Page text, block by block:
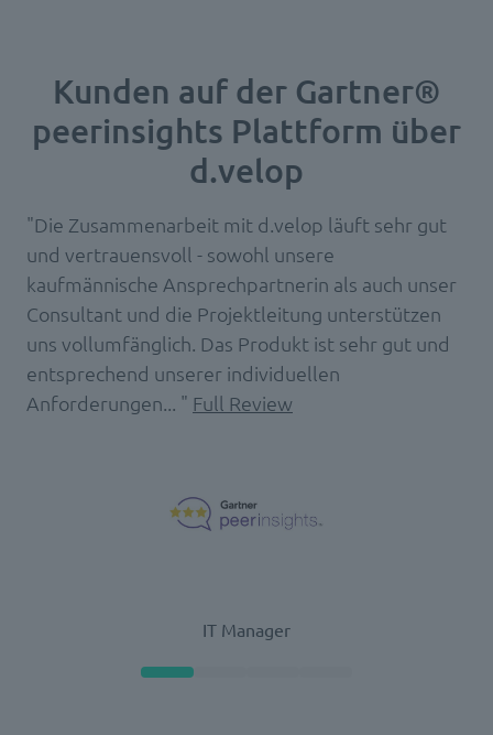
Kunden auf der Gartner®
peerinsights Plattform über
d.velop
"Die Zusammenarbeit mit d.velop läuft sehr gut
und vertrauensvoll - sowohl unsere
kaufmännische Ansprechpartnerin als auch unser
Consultant und die Projektleitung unterstützen
uns vollumfänglich. Das Produkt ist sehr gut und
entsprechend unserer individuellen
Anforderungen... " Full Review
IT Manager